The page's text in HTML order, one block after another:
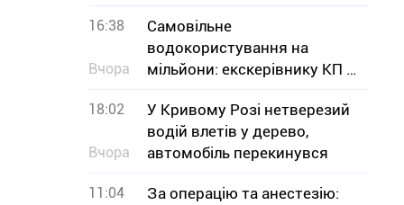
наркотики
16:38
Вчора
Самовільне
водокористування на
мільйони: екскерівнику КП з
Дніпропетровщини
оголосили підозру
18:02
Вчора
У Кривому Розі нетверезий
водій влетів у дерево,
автомобіль перекинувся
11:04
За операцію та анестезію: